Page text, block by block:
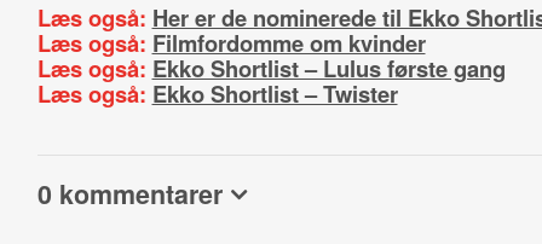
Læs også: Her er de nominerede til Ekko
Læs også: Filmfordomme om kvinder
Læs også: Ekko Shortlist – Lulus første gang
Læs også: Ekko Shortlist – Twister
0 kommentarer